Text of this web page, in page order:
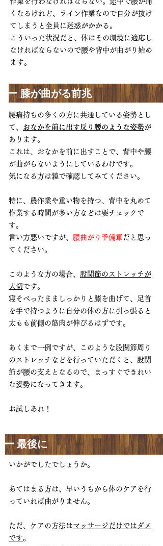
くなるけれど、ライン作業なので自分が抜け
てしまうと全員に迷惑がかかる。
こういった状況だと、体はその環境に適応し
なければならないので腰や背中が曲がり始め
ます。
ー 膝が曲がる前兆
腰痛持ちの多くの方に共通している姿勢とし
て、 おなかを前に出す反り腰のような姿勢が
あります。
これは、おなかを前に出すことで、背中や腰
が曲がらないようにしているわけです。
気になる方は鏡で確認してみてください。
特に、農作業や重い物を持つ、背中を丸めて
作業する時間が多い方などは要チェックで
す。
言い方悪いですが、 腰曲がり予備軍 だと思っ
てください。
このような方の場合、 股関節のストレッチが
大切です。
寝そべったまましっかりと膝を曲げて、足首
を手で持つように自分の体の方に引っ張ると
太もも前側の筋肉が伸びるはずです。
あくまで一例ですが、このような股関節周り
のストレッチなどを行っていただくと、股関
節が腰の支えとなるので、まっすぐできれい
な姿勢になってきます。
お試しあれ！
ー 最後に
いかがでしたでしょうか。
あてはまる方は、早いうちから体のケアを行
っていれば曲がりません。
ただ、ケアの方法はマッサージだけではダメ
です。